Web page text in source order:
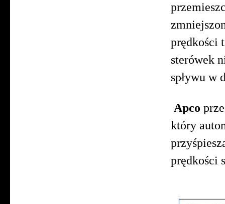
sterówek
spływu w
Apco
który
prędkości